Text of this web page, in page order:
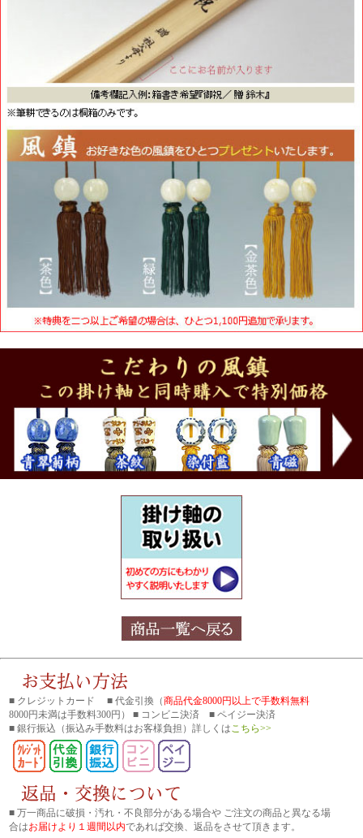
■ クレジットカード ■ 代金引換（商品代金8000円以上で手数料無料
8000円未満は手数料300円） ■ コンビニ決済 ■ ペイジー決済
■ 銀行振込 （振込み手数料はお客様負担）詳しくは こちら>>
■ 万一商品に破損・汚れ・不良部分がある場合や ご注文の商品と異なる場
合はお届けより１週間以内であれば交換、返品をさせて頂きます。